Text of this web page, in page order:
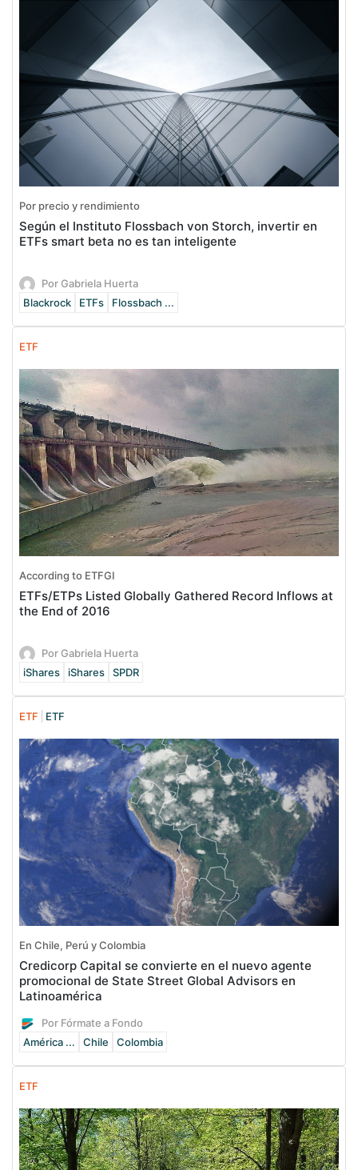
Por precio y rendimiento
Según el Instituto Flossbach von Storch, invertir en
ETFs smart beta no es tan inteligente
Por Gabriela Huerta
Blackrock
ETFs Flossbach ...
ETF
According to ETFGI
ETFs/ETPs Listed Globally Gathered Record Inflows at
the End of 2016
Por Gabriela Huerta
iShares
iShares SPDR
ETF ETF
En Chile, Perú y Colombia
Credicorp Capital se convierte en el nuevo agente
promocional de State Street Global Advisors en
Latinoamérica
Por Fórmate a Fondo
América ...
Chile Colombia
ETF